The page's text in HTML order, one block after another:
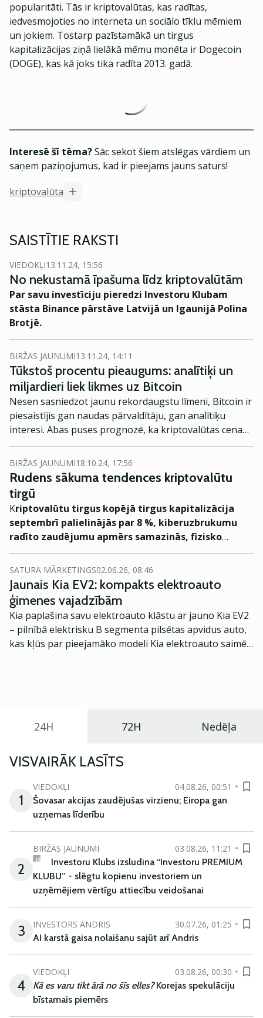
popularitāti. Tās ir kriptovalūtas, kas radītas,
iedvesmojoties no interneta un sociālo tīklu mēmiem
un jokiem. Tostarp pazīstamākā un tirgus
kapitalizācijas ziņā lielākā mēmu monēta ir Dogecoin
(DOGE), kas kā joks tika radīta 2013. gadā.
Interesē šī tēma?Sāc sekot šiem atslēgas vārdiem un
saņem paziņojumus, kad ir pieejams jauns saturs!
kriptovalūta
SAISTĪTIE RAKSTI
VIEDOKĻI13.11.24, 15:56
No nekustamā īpašuma līdz kriptovalūtām
Par savu investīciju pieredzi Investoru Klubam
stāsta Binance pārstāve Latvijā un Igaunijā Polina
Brotjē.
BIRŽAS JAUNUMI13.11.24, 14:11
Tūkstoš procentu pieaugums: analītiķi un
miljardieri liek likmes uz Bitcoin
Nesen sasniedzot jaunu rekordaugstu līmeni, Bitcoin ir
piesaistījis gan naudas pārvaldītāju, gan analītiķu
interesi. Abas puses prognozē, ka kriptovalūtas cena
pārsniegs miljona robežu.
BIRŽAS JAUNUMI18.10.24, 17:56
Rudens sākuma tendences kriptovalūtu
tirgū
Kriptovalūtu tirgus kopējā tirgus kapitalizācija
septembrī palielinājās par 8 %, kiberuzbrukumu
radīto zaudējumu apmērs samazinās, fizisko
aktīvu tokenizācija uzņem apgriezienus.
SATURA MĀRKETINGS02.06.26, 08:46
Jaunais Kia EV2: kompakts elektroauto
ģimenes vajadzībām
Kia paplašina savu elektroauto klāstu ar jauno Kia EV2
– pilnībā elektrisku B segmenta pilsētas apvidus auto,
kas kļūs par pieejamāko modeli Kia elektroauto saimē
24H 72H Nedēļa
VISVAIRĀK LASĪTS
1
VIEDOKĻI
04.08.26, 00:51
Šovasar akcijas zaudējušas virzienu; Eiropa gan
uzņemas līderību
2
BIRŽAS JAUNUMI
03.08.26, 11:21
Investoru Klubs izsludina “Investoru PREMIUM
KLUBU” - slēgtu kopienu investoriem un
uzņēmējiem vērtīgu attiecību veidošanai
3 INVESTORS ANDRIS
30.07.26, 01:25
AI karstā gaisa nolaišanu sajūt arī Andris
4
VIEDOKĻI
03.08.26, 00:30
Kā es varu tikt ārā no šīs elles?Korejas spekulāciju
bīstamais piemērs